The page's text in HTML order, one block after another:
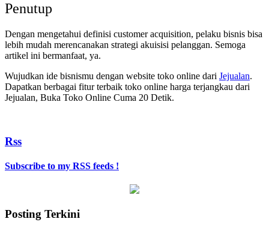
Penutup
Dengan mengetahui definisi customer acquisition, pelaku bisnis bisa
lebih mudah merencanakan strategi akuisisi pelanggan. Semoga
artikel ini bermanfaat, ya.
Wujudkan ide bisnismu dengan website toko online dari Jejualan.
Dapatkan berbagai fitur terbaik toko online harga terjangkau dari
Jejualan, Buka Toko Online Cuma 20 Detik.
Rss
Subscribe to my RSS feeds !
Posting Terkini